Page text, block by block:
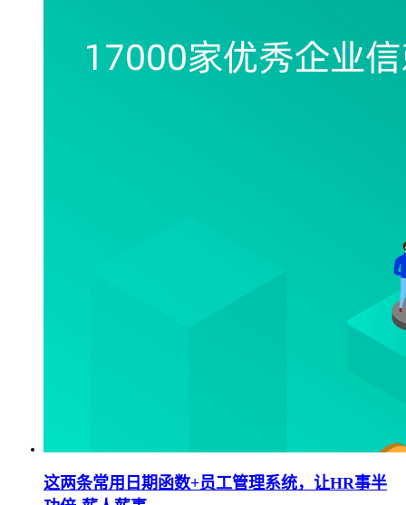
这两条常用日期函数+员工管理系统，让HR事半